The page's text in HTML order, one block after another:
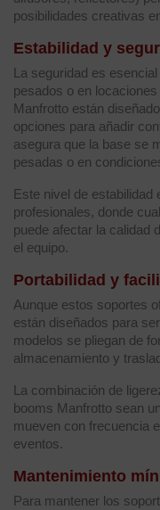
posibilidades creativas
Estabilidad y
La seguridad es
pesados o en
Manfrotto están
opciones para añadir
asegura que la base se
pesadas o en
Este nivel de estabilidad
profesionales, donde
puede afectar la calidad
el equipo.
Portabilidad y
Aunque estos soportes
están diseñados para
modelos se pliegan de
almacenamiento y
La combinación de
booms Manfrotto sean
mueven con frecuencia
eventos.
Mantenimiento
Para mantener los